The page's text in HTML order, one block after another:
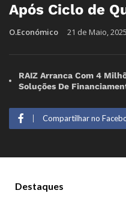
Após Ciclo de
O.Económico 21 de Maio, 2025
RAIZ Arranca Com 4
Soluções De
Compartilhar no
Destaques